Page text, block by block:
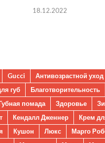
18.12.2022
Gucci
Антивозрастной уход
губ
Благотворительность
помада Здоровье
Кендалл Дженнер
Крем
Кушон Люкс
Марго